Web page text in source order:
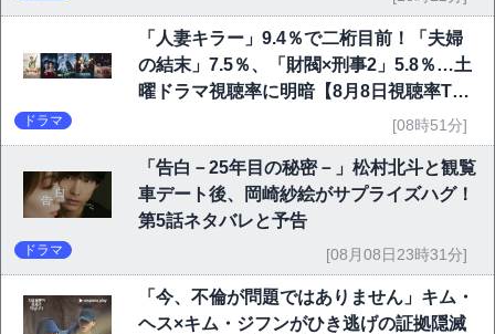
「人妻キラー」9.4％で二桁目前！「夫婦
の結末」7.5％、「財閥×刑事2」5.8％…土
曜ドラマ視聴率に明暗【8月8日視聴率TO
ドラマ [08時51分]
「告白－25年目の秘密－」松村北斗と観覧
車デート後、岡崎紗絵がサプライズハグ！
第5話ネタバレと予告
ドラマ [08月08日23時31分]
「今、不倫が問題ではありません」キム・
ヘス×キム・ジフンがひき逃げの証拠隠滅